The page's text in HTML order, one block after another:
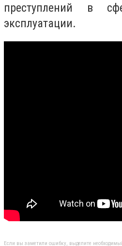
преступлений в
эксплуатации.
Если вы заметили ошибку, выделите